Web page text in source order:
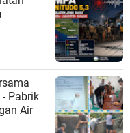
Pabrik
Air